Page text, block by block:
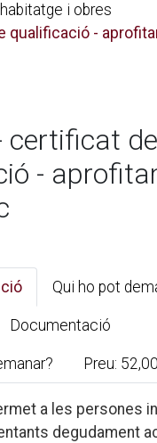
i obres
qualificació -
certificat de
-
Qui ho pot
Documentació
Preu:
a les persones
degudament